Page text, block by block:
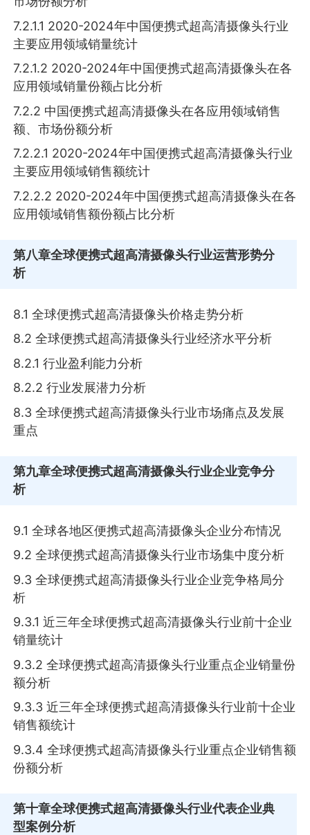
7.2.1.1 2020-2024年中国便携式超高清摄像头行业
主要应用领域销量统计
7.2.1.2 2020-2024年中国便携式超高清摄像头在各
应用领域销量份额占比分析
7.2.2 中国便携式超高清摄像头在各应用领域销售
额、市场份额分析
7.2.2.1 2020-2024年中国便携式超高清摄像头行业
主要应用领域销售额统计
7.2.2.2 2020-2024年中国便携式超高清摄像头在各
应用领域销售额份额占比分析
第八章全球便携式超高清摄像头行业运营形势分
析
8.1 全球便携式超高清摄像头价格走势分析
8.2 全球便携式超高清摄像头行业经济水平分析
8.2.1 行业盈利能力分析
8.2.2 行业发展潜力分析
8.3 全球便携式超高清摄像头行业市场痛点及发展
重点
第九章全球便携式超高清摄像头行业企业竞争分
析
9.1 全球各地区便携式超高清摄像头企业分布情况
9.2 全球便携式超高清摄像头行业市场集中度分析
9.3 全球便携式超高清摄像头行业企业竞争格局分
析
9.3.1 近三年全球便携式超高清摄像头行业前十企业
销量统计
9.3.2 全球便携式超高清摄像头行业重点企业销量份
额分析
9.3.3 近三年全球便携式超高清摄像头行业前十企业
销售额统计
9.3.4 全球便携式超高清摄像头行业重点企业销售额
份额分析
第十章全球便携式超高清摄像头行业代表企业典
型案例分析